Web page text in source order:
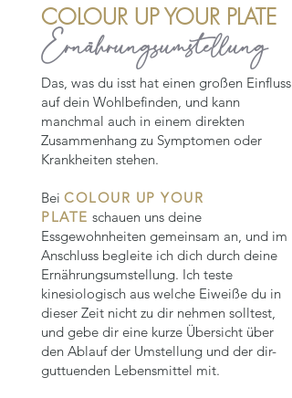
Ernährungsumstellung
COLOUR UP YOUR PLATE
Das, was du isst hat einen großen Einfluss
auf dein Wohlbefinden, und kann
manchmal auch in einem direkten
Zusammenhang zu Symptomen oder
Krankheiten stehen.
Bei COLOUR UP YOUR
PLATE schauen uns deine
Essgewohnheiten gemeinsam an, und im
Anschluss begleite ich dich durch deine
Ernährungsumstellung. Ich teste
kinesiologisch aus welche Eiweiße du in
dieser Zeit nicht zu dir nehmen solltest,
und gebe dir eine kurze Übersicht über
den Ablauf der Umstellung und der dir-
guttuenden Lebensmittel mit.